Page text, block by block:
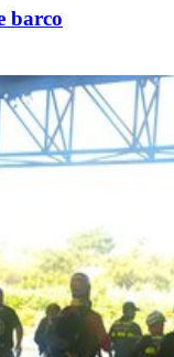
barco